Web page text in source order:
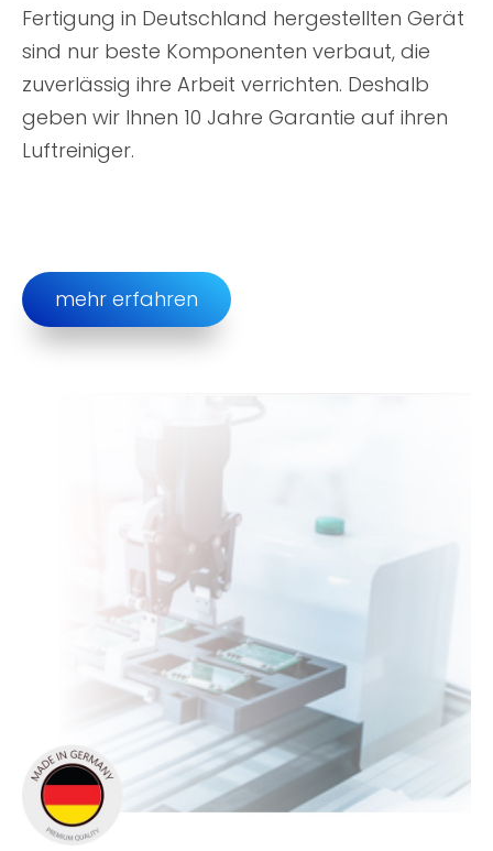
Fertigung in Deutschland hergestellten Gerät
sind nur beste Komponenten verbaut, die
zuverlässig ihre Arbeit verrichten. Deshalb
geben wir Ihnen 10 Jahre Garantie auf ihren
Luftreiniger.
mehr erfahren